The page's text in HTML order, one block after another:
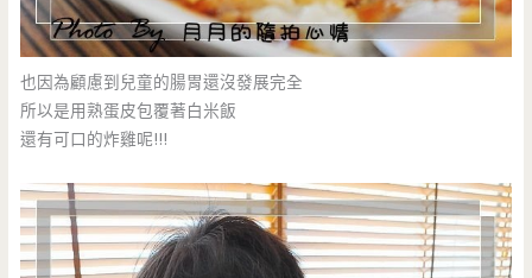
也因為顧慮到兒童的腸胃還沒發展完全
所以是用熟蛋皮包覆著白米飯
還有可口的炸雞呢!!!